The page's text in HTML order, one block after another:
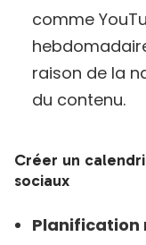
comme
raison de la
du contenu.
Créer un
sociaux
Planification